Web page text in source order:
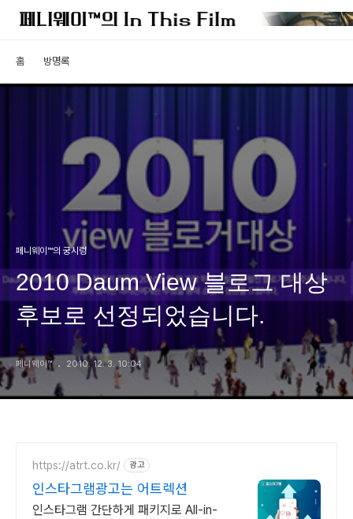
홈 방명록
페니웨이™의 궁시렁
2010 Daum View 블로그 대상
후보로 선정되었습니다.
페니웨이™ 2010. 12. 3. 10:04
https://atrt.co.kr/ 광고
인스타그램광고는 어트렉션
인스타그램 간단하게 패키지로 All-in-